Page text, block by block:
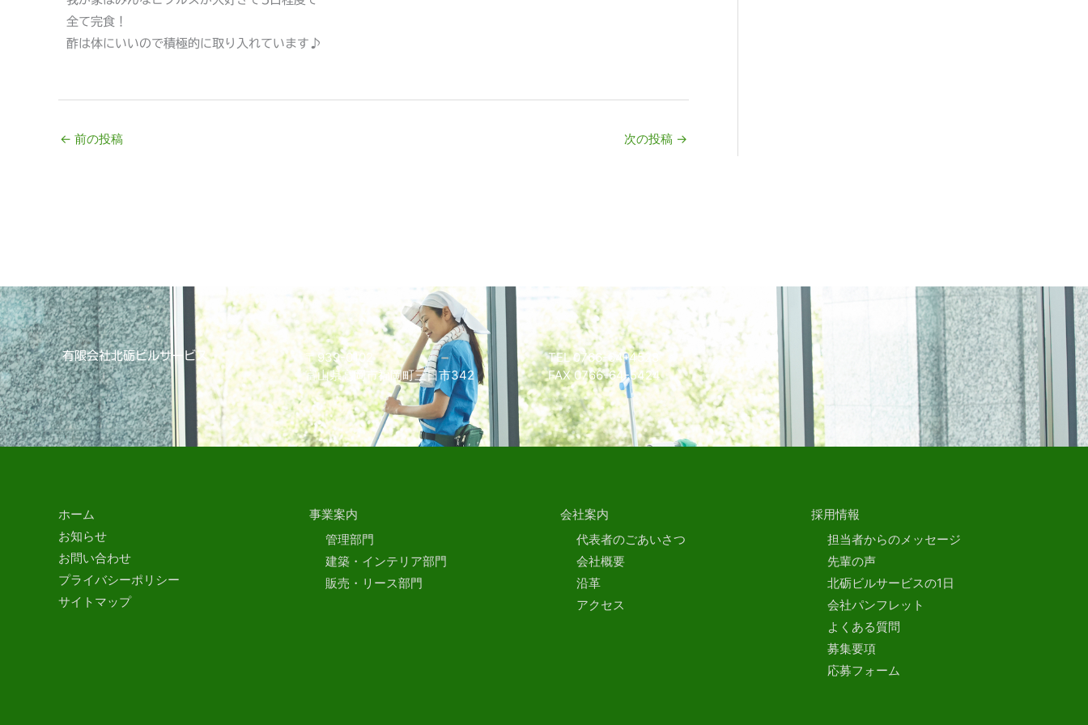
全て完食！
酢は体にいいので積極的に取り入れています♪
← 前の投稿 次の投稿 →
有限会社北砺ビルサービス
〒939-0102
富山県高岡市福岡町三日市342
TEL 0766-64-4528
FAX 0766-64-5424
ホーム
お知らせ
お問い合わせ
プライバシーポリシー
サイトマップ
事業案内
管理部門
建築・インテリア部門
販売・リース部門
会社案内
代表者のごあいさつ
会社概要
沿革
アクセス
採用情報
担当者からのメッセージ
先輩の声
北砺ビルサービスの1日
会社パンフレット
よくある質問
募集要項
応募フォーム